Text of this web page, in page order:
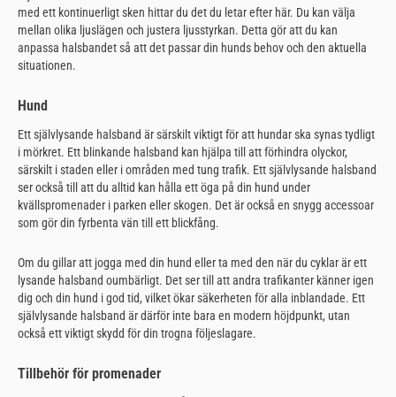
med ett kontinuerligt sken hittar du det du letar efter här. Du kan välja
mellan olika ljuslägen och justera ljusstyrkan. Detta gör att du kan
anpassa halsbandet så att det passar din hunds behov och den aktuella
situationen.
Hund
Ett självlysande halsband är särskilt viktigt för att hundar ska synas tydligt
i mörkret. Ett blinkande halsband kan hjälpa till att förhindra olyckor,
särskilt i staden eller i områden med tung trafik. Ett självlysande halsband
ser också till att du alltid kan hålla ett öga på din hund under
kvällspromenader i parken eller skogen. Det är också en snygg accessoar
som gör din fyrbenta vän till ett blickfång.
Om du gillar att jogga med din hund eller ta med den när du cyklar är ett
lysande halsband oumbärligt. Det ser till att andra trafikanter känner igen
dig och din hund i god tid, vilket ökar säkerheten för alla inblandade. Ett
självlysande halsband är därför inte bara en modern höjdpunkt, utan
också ett viktigt skydd för din trogna följeslagare.
Tillbehör för promenader